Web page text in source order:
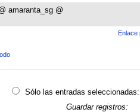
amaranta_sg @
Enlace
Sólo las entradas seleccionadas:
Guardar registros: